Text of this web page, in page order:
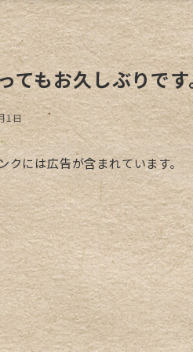
てもお久しぶりで
1日
クには広告が含まれています。